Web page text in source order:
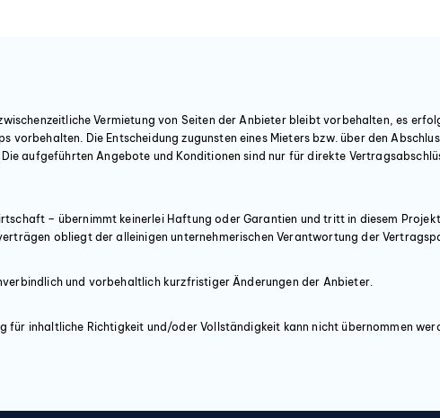
Vermietung von Seiten der Anbieter bleibt vorbehalten, es
vorbehalten. Die Entscheidung zugunsten eines Mieters bzw. über den
aufgeführten Angebote und Konditionen sind nur für direkte
– übernimmt keinerlei Haftung oder Garantien und tritt in diesem
obliegt der alleinigen unternehmerischen Verantwortung der
und vorbehaltlich kurzfristiger Änderungen der Anbieter.
für inhaltliche Richtigkeit und/oder Vollständigkeit kann nicht übernommen